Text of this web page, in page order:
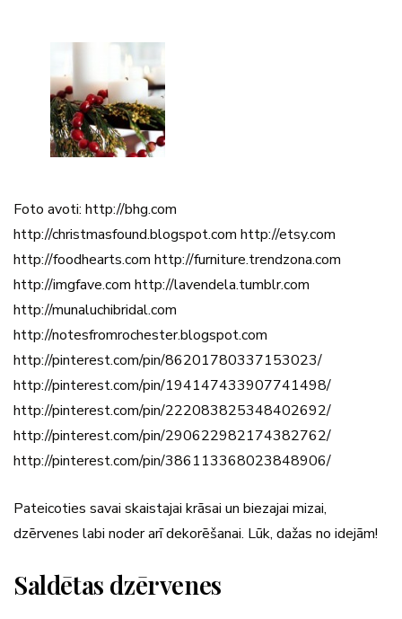
Foto avoti: http://bhg.com
http://christmasfound.blogspot.com http://etsy.com
http://foodhearts.com http://furniture.trendzona.com
http://imgfave.com http://lavendela.tumblr.com
http://munaluchibridal.com
http://notesfromrochester.blogspot.com
http://pinterest.com/pin/86201780337153023/
http://pinterest.com/pin/194147433907741498/
http://pinterest.com/pin/222083825348402692/
http://pinterest.com/pin/290622982174382762/
http://pinterest.com/pin/386113368023848906/
Pateicoties savai skaistajai krāsai un biezajai mizai,
dzērvenes labi noder arī dekorēšanai. Lūk, dažas no idejām!
Saldētas dzērvenes